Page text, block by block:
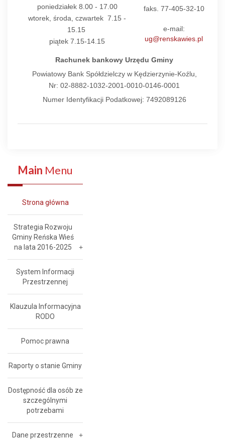
poniedziałek 8.00 - 17.00
wtorek, środa, czwartek 7.15 -
15.15
piątek 7.15-14.15
faks. 77-405-32-10
e-mail:
ug@renskawies.pl
Rachunek bankowy Urzędu Gminy
Powiatowy Bank Spółdzielczy w Kędzierzynie-Koźlu,
Nr: 02-8882-1032-2001-0010-0146-0001
Numer Identyfikacji Podatkowej: 7492089126
Main Menu
Strona główna
Strategia Rozwoju
Gminy Reńska Wieś
na lata 2016-2025
System Informacji
Przestrzennej
Klauzula Informacyjna
RODO
Pomoc prawna
Raporty o stanie Gminy
Dostępność dla osób ze
szczególnymi
potrzebami
Dane przestrzenne